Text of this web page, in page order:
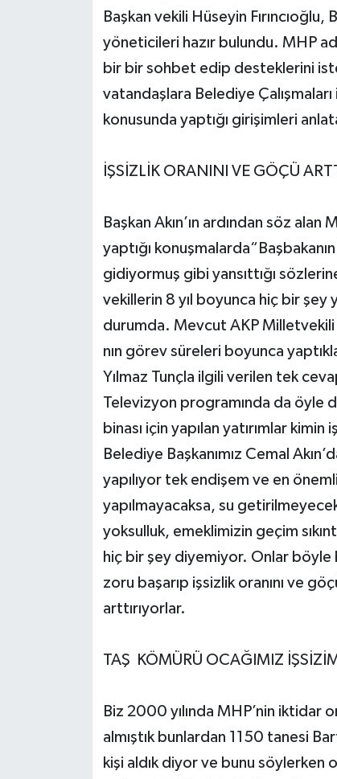
Başkan vekili Hüseyin
yöneticileri hazır bulundu. MHP
bir bir sohbet edip desteklerini
vatandaşlara Belediye
konusunda yaptığı girişimleri
İŞSİZLİK ORANINI VE GÖÇÜ
Başkan Akın’ın ardından söz
yaptığı
gidiyormuş gibi yansıttığı
vekillerin 8 yıl boyunca hiç bir şey
durumda. Mevcut AKP Milletvekili
nın görev süreleri boyunca
Yılmaz Tunçla ilgili verilen tek
Televizyon programında da öyle
binası için yapılan yatırımlar
Belediye Başkanımız Cemal
yapılıyor tek endişem ve en
yapılmayacaksa, su
yoksulluk, emeklimizin geçim
hiç bir şey diyemiyor. Onlar
zoru başarıp işsizlik oranını ve
arttırıyorlar.
TAŞ KÖMÜRÜ OCAĞIMIZ
Biz 2000 yılında MHP’nin iktidar
almıştık bunlardan 1150 tanesi
kişi aldık diyor ve bunu söylerken